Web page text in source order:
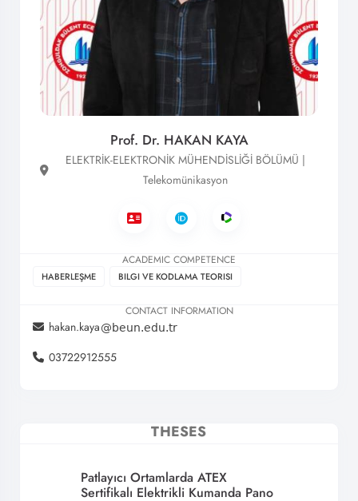
Prof. Dr. HAKAN KAYA
ELEKTRİK-ELEKTRONİK MÜHENDİSLİĞİ BÖLÜMÜ |
Telekomünikasyon
ACADEMIC COMPETENCE
HABERLEŞME BILGI VE KODLAMA TEORISI
CONTACT INFORMATION
hakan.kaya
03722912555
THESES
Patlayıcı Ortamlarda ATEX
Sertifikalı Elektrikli Kumanda Pano